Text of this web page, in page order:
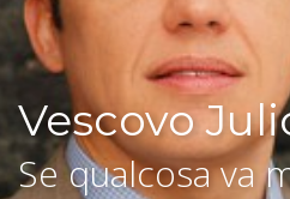
Vescovo
Se qualcosa va